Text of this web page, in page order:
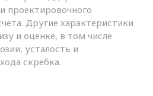
проектировочного
Другие характеристики
и оценке, в том числе
усталость и
скребка.